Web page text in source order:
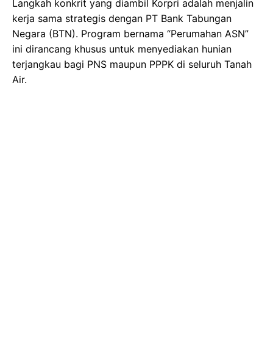
Langkah konkrit yang diambil Korpri adalah menjalin
kerja sama strategis dengan PT Bank Tabungan
Negara (BTN). Program bernama “Perumahan ASN”
ini dirancang khusus untuk menyediakan hunian
terjangkau bagi PNS maupun PPPK di seluruh Tanah
Air.